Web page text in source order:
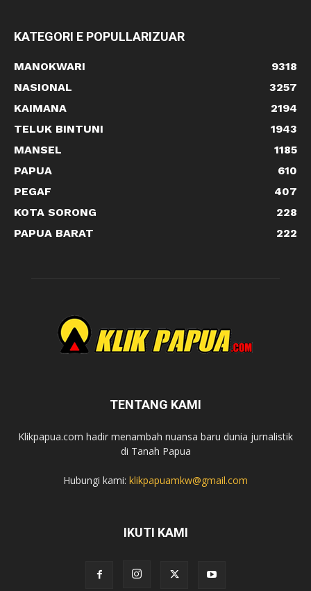
KATEGORI E POPULLARIZUAR
MANOKWARI
9318
NASIONAL
3257
KAIMANA
2194
TELUK BINTUNI
1943
MANSEL
1185
PAPUA
610
PEGAF
407
KOTA SORONG
228
PAPUA BARAT
222
TENTANG KAMI
Klikpapua.com hadir menambah nuansa baru dunia jurnalistik
di Tanah Papua
Hubungi kami: klikpapuamkw@gmail.com
IKUTI KAMI